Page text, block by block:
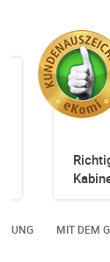
Richtig
Kabine
Online
dazu
MIT DEM